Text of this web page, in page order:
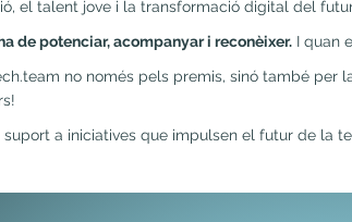
el talent jove i la transformació digital del
de potenciar, acompanyar i reconèixer. I quan
no només pels premis, sinó també
a iniciatives que impulsen el futur de la